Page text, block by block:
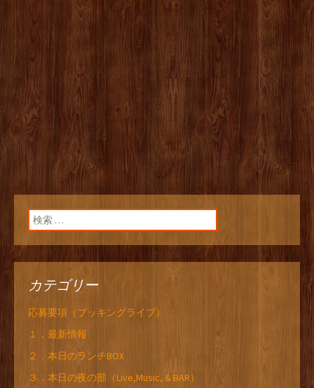
検索:
カテゴリー
応募要項（ブッキングライブ）
１．最新情報
２．本日のランチBOX
３．本日の夜の部（Live,Music, & BAR）